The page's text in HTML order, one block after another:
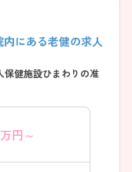
内にある老健の求人
健施設ひまわりの准
万円～